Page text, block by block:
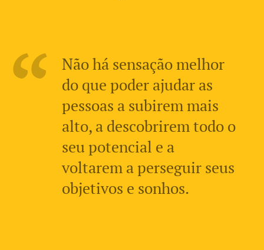
Não há sensação melhor
do que poder ajudar as
pessoas a subirem mais
alto, a descobrirem todo o
seu potencial e a
voltarem a perseguir seus
objetivos e sonhos.